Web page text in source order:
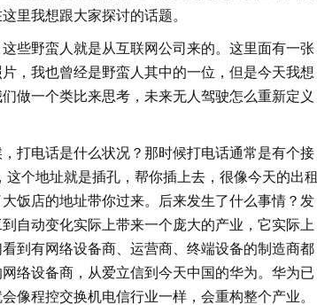
里我想跟大家探讨的话题。
些野蛮人就是从互联网公司来的。这里面有一张
，我也曾经是野蛮人其中的一位，但是今天我想
做一个类比来思考，未来无人驾驶怎么重新定义
打电话是什么状况？那时候打电话通常是有个接
个地址就是插孔，帮你插上去，很像今天的出租
饭店的地址带你过来。后来发生了什么事情？发
自动变化实际上带来一个庞大的产业，它实际上
到有网络设备商、运营商、终端设备的制造商都
络设备商，从爱立信到今天中国的华为。华为已
像程控交换机电信行业一样，会重构整个产业。